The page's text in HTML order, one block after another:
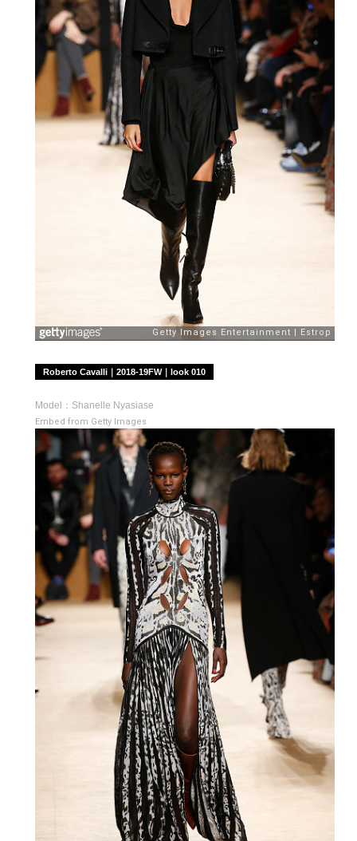
Roberto Cavalli｜2018-19FW｜look 010
Model：Shanelle Nyasiase
Embed from Getty Images